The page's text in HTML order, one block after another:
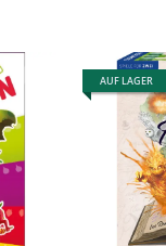
AUF LAGER